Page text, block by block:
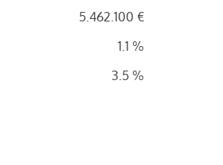
5.462.100 €
1.1 %
3.5 %